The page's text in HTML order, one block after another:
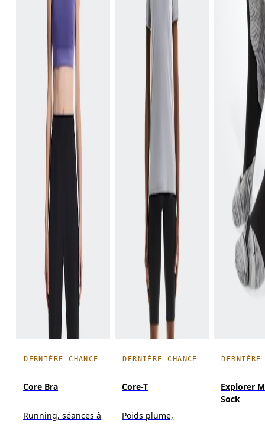
DERNIÈRE CHANCE
Core Bra
Running, séances à
DERNIÈRE CHANCE
Core-T
Poids plume,
DERNIÈRE
Explorer
Sock